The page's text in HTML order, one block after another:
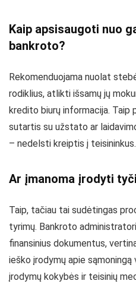
Kaip apsisaugoti nuo
bankroto?
Rekomenduojama nuolat
rodiklius, atlikti išsamų jų
kredito biurų informacija. Taip
sutartis su užstato ar
– nedelsti kreiptis į teisininkus.
Ar įmanoma įrodyti
Taip, tačiau tai sudėtingas
tyrimų. Bankroto
finansinius dokumentus,
ieško įrodymų apie
įrodymų kokybės ir teisinių